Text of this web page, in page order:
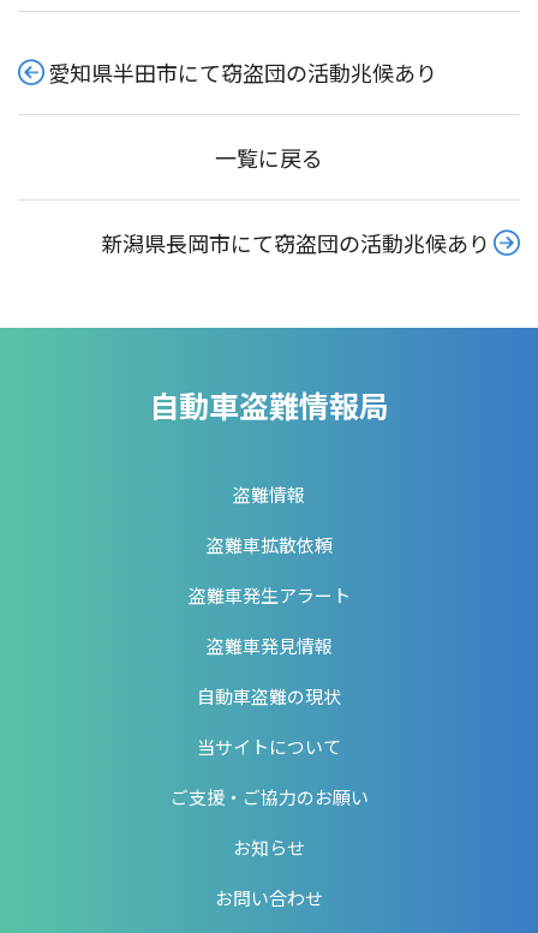
愛知県半田市にて窃盗団の活動兆候あり
一覧に戻る
新潟県長岡市にて窃盗団の活動兆候あり
自動車盗難情報局
盗難情報
盗難車拡散依頼
盗難車発生アラート
盗難車発見情報
自動車盗難の現状
当サイトについて
ご支援・ご協力のお願い
お知らせ
お問い合わせ